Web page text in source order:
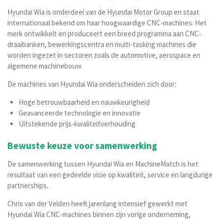
Hyundai Wia is onderdeel van de Hyundai Motor Group en staat
internationaal bekend om haar hoogwaardige CNC-machines. Het
merk ontwikkelt en produceert een breed programma aan CNC-
draaibanken, bewerkingscentra en multi-tasking machines die
worden ingezet in sectoren zoals de automotive, aerospace en
algemene machinebouw.
De machines van Hyundai Wia onderscheiden zich door:
Hoge betrouwbaarheid en nauwkeurigheid
Geavanceerde technologie en innovatie
Uitstekende prijs-kwaliteitverhouding
Bewuste keuze voor samenwerking
De samenwerking tussen Hyundai Wia en MachineMatch is het
resultaat van een gedeelde visie op kwaliteit, service en langdurige
partnerships.
Chris van der Velden heeft jarenlang intensief gewerkt met
Hyundai Wia CNC-machines binnen zijn vorige onderneming,